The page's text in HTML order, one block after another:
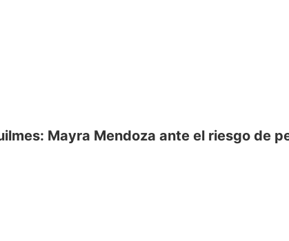
Mayra Mendoza ante el riesgo de